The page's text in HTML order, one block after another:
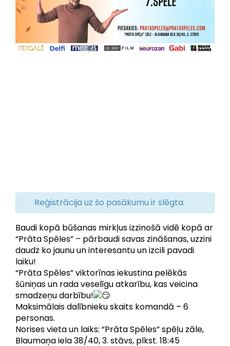
Reģistrācija uz šo pasākumu ir slēgta.
Baudi kopā būšanas mirkļus izzinošā vidē kopā ar
“Prāta Spēles” – pārbaudi savas zināšanas, uzzini
daudz ko jaunu un interesantu un izcili pavadi
laiku!
“Prāta Spēles” viktorīnas iekustina pelēkās
šūniņas un rada veselīgu atkarību, kas veicina
smadzeņu darbību!
Maksimālais dalībnieku skaits komandā – 6
personas.
Norises vieta un laiks: “Prāta Spēles” spēļu zāle,
Blaumaņa iela 38/40, 3. stāvs, plkst. 18:45